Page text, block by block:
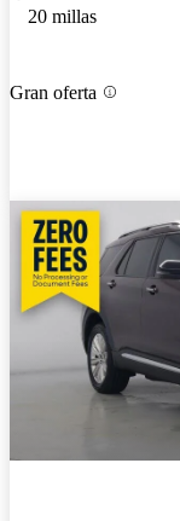
20 millas
Gran oferta